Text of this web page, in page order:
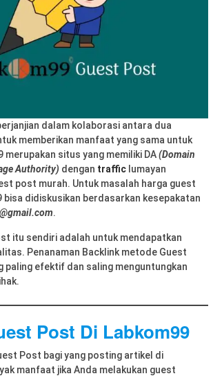
dalam kolaborasi antara dua
memberikan manfaat yang sama untuk
merupakan situs yang memiliki DA(Domain
Authority) dengan traffic lumayan
post murah. Untuk masalah harga guest
bisa didiskusikan berdasarkan kesepakatan
.
itu sendiri adalah untuk mendapatkan
Penanaman Backlink metode Guest
paling efektif dan saling menguntungkan
Post Di Labkom99
Post bagi yang posting artikel di
manfaat jika Anda melakukan guest